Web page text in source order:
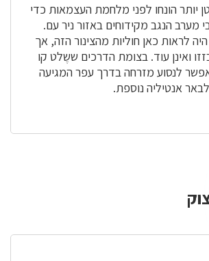
יותר הונחו לפני מלחמת העצמאות כדי
מערב הנגב מקידוחים באזור ניר עם.
לראות כאן חוליות מהצינור הזה, אך
ואינן עוד. בצומת הדרכים ששֶלט קו
לנסוע מזרחה בדרך עפר המגיעה